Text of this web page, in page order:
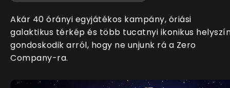
Akár 40 órányi egyjátékos kampány, óriási
galaktikus térkép és több tucatnyi ikonikus
gondoskodik arról, hogy ne unjunk rá a Zero
Company-ra.